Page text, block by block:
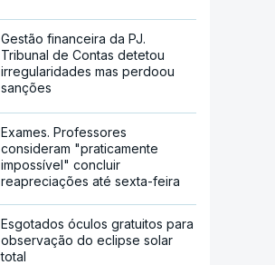
Gestão financeira da PJ.
Tribunal de Contas detetou
irregularidades mas perdoou
sanções
Exames. Professores
consideram "praticamente
impossível" concluir
reapreciações até sexta-feira
Esgotados óculos gratuitos para
observação do eclipse solar
total